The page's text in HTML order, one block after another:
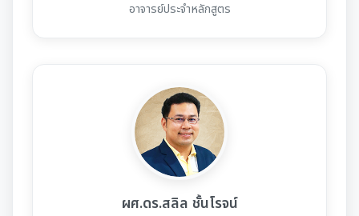
อาจารย์ประจำหลักสูตร
ผศ.ดร.สลิล ชั้นโรจน์